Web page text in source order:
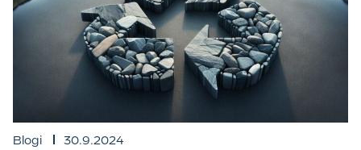
Blogi 30.9.2024